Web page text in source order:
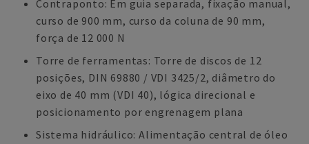
Contraponto: Em guia separada, fixação manual,
curso de 900 mm, curso da coluna de 90 mm,
força de 12 000 N
Torre de ferramentas: Torre de discos de 12
posições, DIN 69880 / VDI 3425/2, diâmetro do
eixo de 40 mm (VDI 40), lógica direcional e
posicionamento por engrenagem plana
Sistema hidráulico: Alimentação central de óleo